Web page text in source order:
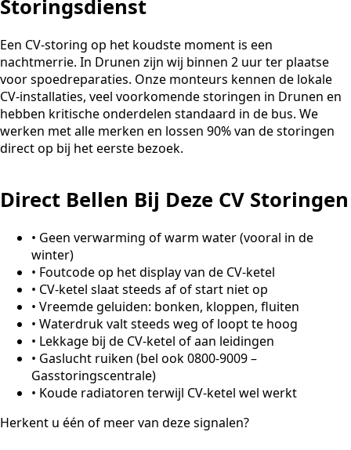
Storingsdienst
Een CV-storing op het koudste moment is een
nachtmerrie. In Drunen zijn wij binnen 2 uur ter plaatse
voor spoedreparaties. Onze monteurs kennen de lokale
CV-installaties, veel voorkomende storingen in Drunen en
hebben kritische onderdelen standaard in de bus. We
werken met alle merken en lossen 90% van de storingen
direct op bij het eerste bezoek.
Direct Bellen Bij Deze CV Storingen
• Geen verwarming of warm water (vooral in de
winter)
• Foutcode op het display van de CV-ketel
• CV-ketel slaat steeds af of start niet op
• Vreemde geluiden: bonken, kloppen, fluiten
• Waterdruk valt steeds weg of loopt te hoog
• Lekkage bij de CV-ketel of aan leidingen
• Gaslucht ruiken (bel ook 0800-9009 –
Gasstoringscentrale)
• Koude radiatoren terwijl CV-ketel wel werkt
Herkent u één of meer van deze signalen?